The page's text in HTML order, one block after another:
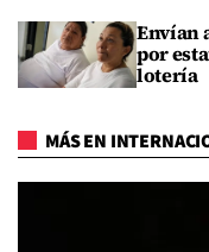
Envían
por
lotería
MÁS EN